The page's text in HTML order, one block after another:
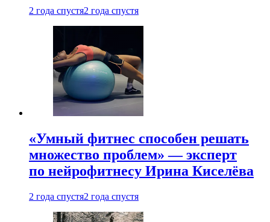
2 года спустя2 года спустя
«Умный фитнес способен решать
множество проблем» — эксперт
по нейрофитнесу Ирина Киселёва
2 года спустя2 года спустя